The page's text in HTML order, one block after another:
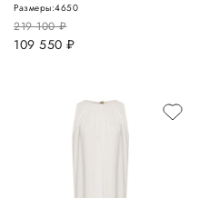
219 100руб.
109 550 руб.
Размеры:4650